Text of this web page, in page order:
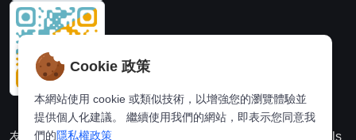
友情連結：動漫派 Hi,online tools
Cookie 政策
本網站使用 cookie 或類似技術，以增強您的瀏覽體驗並
提供個人化建議。 繼續使用我們的網站，即表示您同意我
們的隱私權政策